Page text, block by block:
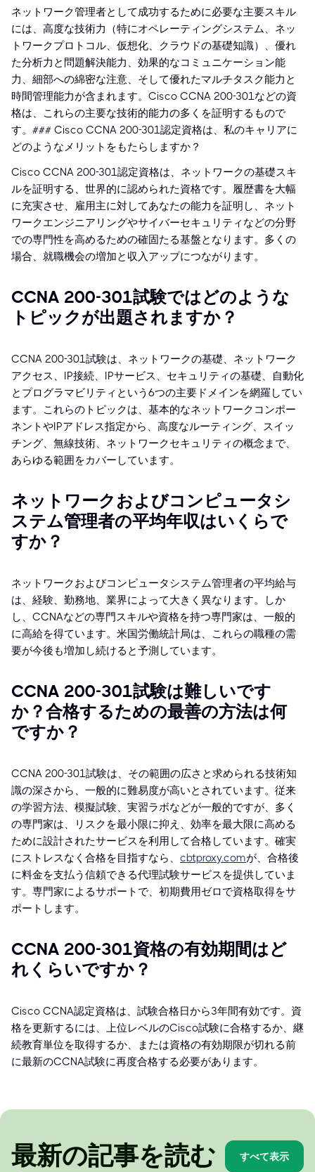
ネットワーク管理者として成功するために必要な主要スキル
には、高度な技術力（特にオペレーティングシステム、ネッ
トワークプロトコル、仮想化、クラウドの基礎知識）、優れ
た分析力と問題解決能力、効果的なコミュニケーション能
力、細部への綿密な注意、そして優れたマルチタスク能力と
時間管理能力が含まれます。Cisco CCNA 200-301などの資
格は、これらの主要な技術的能力の多くを証明するもので
す。### Cisco CCNA 200-301認定資格は、私のキャリアに
どのようなメリットをもたらしますか？
Cisco CCNA 200-301認定資格は、ネットワークの基礎スキ
ルを証明する、世界的に認められた資格です。履歴書を大幅
に充実させ、雇用主に対してあなたの能力を証明し、ネット
ワークエンジニアリングやサイバーセキュリティなどの分野
での専門性を高めるための確固たる基盤となります。多くの
場合、就職機会の増加と収入アップにつながります。
CCNA 200-301試験ではどのような
トピックが出題されますか？
CCNA 200-301試験は、ネットワークの基礎、ネットワーク
アクセス、IP接続、IPサービス、セキュリティの基礎、自動化
とプログラマビリティという6つの主要ドメインを網羅してい
ます。これらのトピックは、基本的なネットワークコンポー
ネントやIPアドレス指定から、高度なルーティング、スイッ
チング、無線技術、ネットワークセキュリティの概念まで、
あらゆる範囲をカバーしています。
ネットワークおよびコンピュータシ
ステム管理者の平均年収はいくらで
すか？
ネットワークおよびコンピュータシステム管理者の平均給与
は、経験、勤務地、業界によって大きく異なります。しか
し、CCNAなどの専門スキルや資格を持つ専門家は、一般的
に高給を得ています。米国労働統計局は、これらの職種の需
要が今後も増加し続けると予測しています。
CCNA 200-301試験は難しいです
か？合格するための最善の方法は何
ですか？
CCNA 200-301試験は、その範囲の広さと求められる技術知
識の深さから、一般的に難易度が高いとされています。従来
の学習方法、模擬試験、実習ラボなどが一般的ですが、多く
の専門家は、リスクを最小限に抑え、効率を最大限に高める
ために設計されたサービスを利用して合格しています。確実
にストレスなく合格を目指すなら、 cbtproxy.comが、合格後
に料金を支払う信頼できる代理試験サービスを提供していま
す。専門家によるサポートで、初期費用ゼロで資格取得をサ
ポートします。
CCNA 200-301資格の有効期間はど
れくらいですか？
Cisco CCNA認定資格は、試験合格日から3年間有効です。資
格を更新するには、上位レベルのCisco試験に合格するか、継
続教育単位を取得するか、または資格の有効期限が切れる前
に最新のCCNA試験に再度合格する必要があります。
最新の記事を読む すべて表示